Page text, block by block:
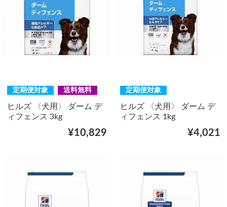
定期便対象 送料無料
ヒルズ 〈犬用〉 ダーム デ
ィフェンス 3kg
¥10,829
定期便対象
ヒルズ 〈犬用〉 ダーム デ
ィフェンス 1kg
¥4,021